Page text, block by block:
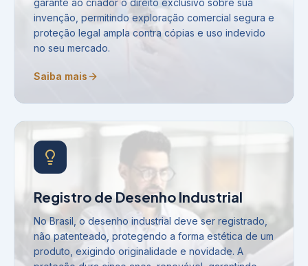
garante ao criador o direito exclusivo sobre sua
invenção, permitindo exploração comercial segura e
proteção legal ampla contra cópias e uso indevido
no seu mercado.
Saiba mais
Registro de Desenho Industrial
No Brasil, o desenho industrial deve ser registrado,
não patenteado, protegendo a forma estética de um
produto, exigindo originalidade e novidade. A